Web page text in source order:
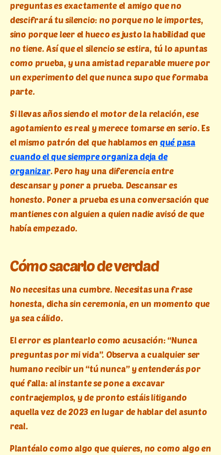
preguntas es exactamente el amigo que no
descifrará tu silencio: no porque no le importes,
sino porque leer el hueco es justo la habilidad que
no tiene. Así que el silencio se estira, tú lo apuntas
como prueba, y una amistad reparable muere por
un experimento del que nunca supo que formaba
parte.
Si llevas años siendo el motor de la relación, ese
agotamiento es real y merece tomarse en serio. Es
el mismo patrón del que hablamos en qué pasa
cuando el que siempre organiza deja de
organizar. Pero hay una diferencia entre
descansar y poner a prueba. Descansar es
honesto. Poner a prueba es una conversación que
mantienes con alguien a quien nadie avisó de que
había empezado.
Cómo sacarlo de verdad
No necesitas una cumbre. Necesitas una frase
honesta, dicha sin ceremonia, en un momento que
ya sea cálido.
El error es plantearlo como acusación: “Nunca
preguntas por mi vida”. Observa a cualquier ser
humano recibir un “tú nunca” y entenderás por
qué falla: al instante se pone a excavar
contraejemplos, y de pronto estáis litigando
aquella vez de 2023 en lugar de hablar del asunto
real.
Plantéalo como algo que quieres, no como algo en